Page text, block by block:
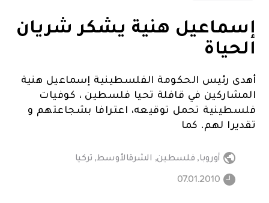
إسماعيل هنية يشكر شريان
الحياة
أهدى رئيس الحكومة الفلسطينية إسماعيل هنية
المشاركين في قافلة تحيا فلسطين ، كوفيات
فلسطينية تحمل توقيعه، اعترافا بشجاعتهم و
تقديرا لهم. كما
أوروبا, فلسطين, الشرقالأوسط, تركيا
07.01.2010